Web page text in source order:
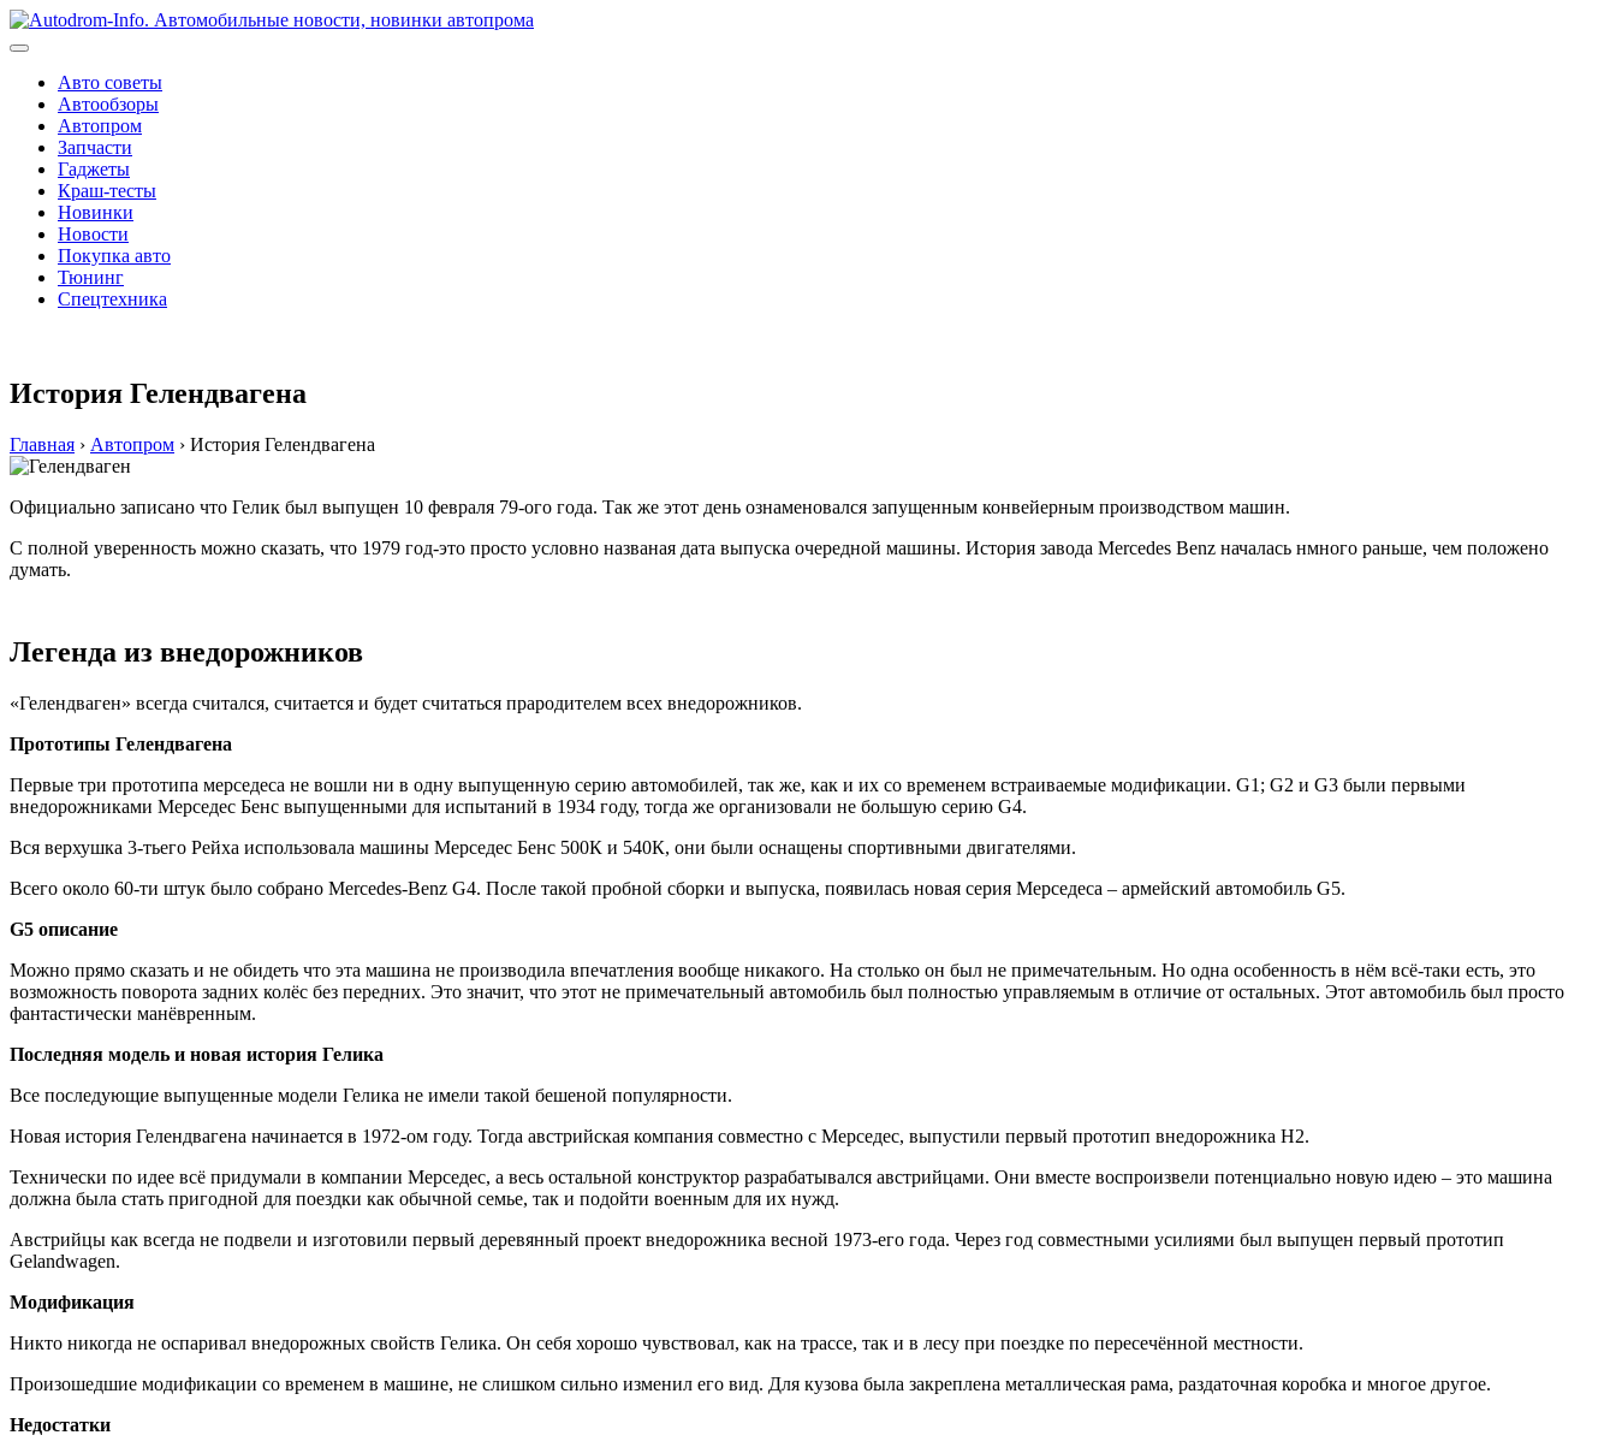
Перейти
к
Авто советы
Автообзоры
Автопром
Запчасти
Гаджеты
Краш-тесты
Новинки
Новости
Покупка авто
Тюнинг
Спецтехника
История Гелендвагена
Главная › Автопром › История Гелендвагена
Официально записано что Гелик был выпущен 10 февраля 79-ого года. Так же этот день ознаменовался запущенным конвейерным производством машин.
С полной уверенность можно сказать, что 1979 год-это просто условно названая дата выпуска очередной машины. История завода Mercedes Benz началась нмного раньше, чем положено
думать.
Легенда из внедорожников
«Гелендваген» всегда считался, считается и будет считаться прародителем всех внедорожников.
Прототипы Гелендвагена
Первые три прототипа мерседеса не вошли ни в одну выпущенную серию автомобилей, так же, как и их со временем встраиваемые модификации. G1; G2 и G3 были первыми
внедорожниками Мерседес Бенс выпущенными для испытаний в 1934 году, тогда же организовали не большую серию G4.
Вся верхушка 3-тьего Рейха использовала машины Мерседес Бенс 500К и 540К, они были оснащены спортивными двигателями.
Всего около 60-ти штук было собрано Mercedes-Benz G4. После такой пробной сборки и выпуска, появилась новая серия Мерседеса – армейский автомобиль G5.
G5 описание
Можно прямо сказать и не обидеть что эта машина не производила впечатления вообще никакого. На столько он был не примечательным. Но одна особенность в нём всё-таки есть, это
возможность поворота задних колёс без передних. Это значит, что этот не примечательный автомобиль был полностью управляемым в отличие от остальных. Этот автомобиль был просто
фантастически манёвренным.
Последняя модель и новая история Гелика
Все последующие выпущенные модели Гелика не имели такой бешеной популярности.
Новая история Гелендвагена начинается в 1972-ом году. Тогда австрийская компания совместно с Мерседес, выпустили первый прототип внедорожника H2.
Технически по идее всё придумали в компании Мерседес, а весь остальной конструктор разрабатывался австрийцами. Они вместе воспроизвели потенциально новую идею – это машина
должна была стать пригодной для поездки как обычной семье, так и подойти военным для их нужд.
Австрийцы как всегда не подвели и изготовили первый деревянный проект внедорожника весной 1973-его года. Через год совместными усилиями был выпущен первый прототип
Gelandwagen.
Модификация
Никто никогда не оспаривал внедорожных свойств Гелика. Он себя хорошо чувствовал, как на трассе, так и в лесу при поездке по пересечённой местности.
Произошедшие модификации со временем в машине, не слишком сильно изменил его вид. Для кузова была закреплена металлическая рама, раздаточная коробка и многое другое.
Недостатки